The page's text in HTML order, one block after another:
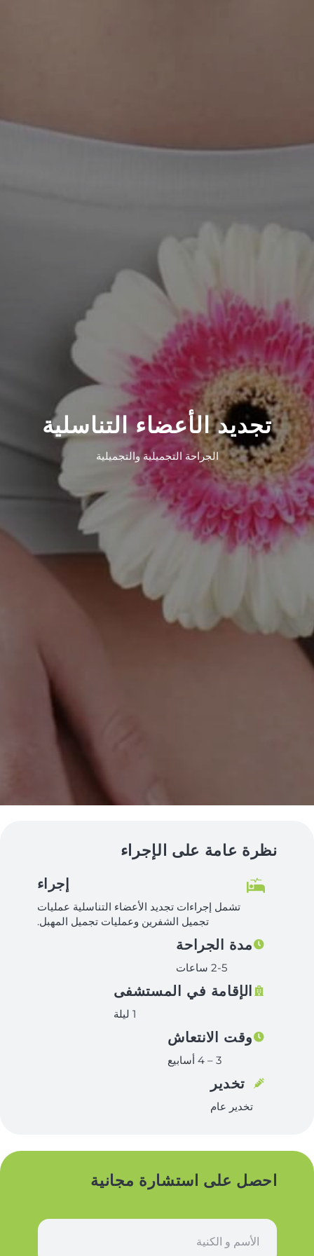
تجديد الأعضاء التناسلية
الجراحة التجميلية والتجميلية
نظرة عامة على الإجراء
إجراء
تشمل إجراءات تجديد الأعضاء التناسلية عمليات
تجميل الشفرين وعمليات تجميل المهبل.
مدة الجراحة
2-5 ساعات
الإقامة في المستشفى
1 ليلة
وقت الانتعاش
3 – 4 أسابيع
تخدير
تخدير عام
احصل على استشارة مجانية
ا